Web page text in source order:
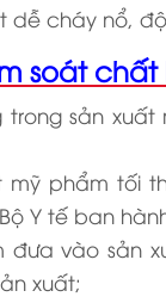
cháy nổ,
soát chất
trong sản
mỹ phẩm tối
Y tế ban
vào sản
xuất;